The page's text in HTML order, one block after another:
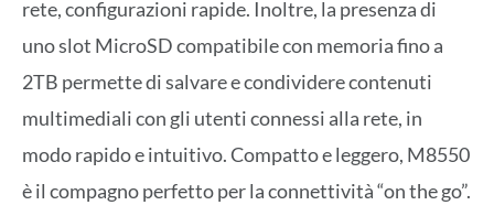
rete, configurazioni rapide. Inoltre, la presenza di
uno slot MicroSD compatibile con memoria fino a
2TB permette di salvare e condividere contenuti
multimediali con gli utenti connessi alla rete, in
modo rapido e intuitivo. Compatto e leggero, M8550
è il compagno perfetto per la connettività “on the go”.